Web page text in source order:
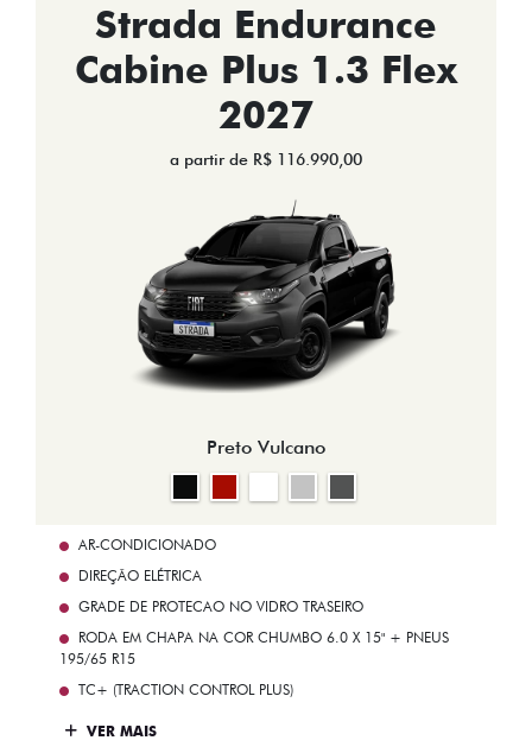
Strada Endurance
Cabine Plus 1.3 Flex
2027
a partir de R$ 116.990,00
Preto Vulcano
AR-CONDICIONADO
DIREÇÃO ELÉTRICA
GRADE DE PROTECAO NO VIDRO TRASEIRO
RODA EM CHAPA NA COR CHUMBO 6.0 X 15" + PNEUS
195/65 R15
TC+ (TRACTION CONTROL PLUS)
VER MAIS